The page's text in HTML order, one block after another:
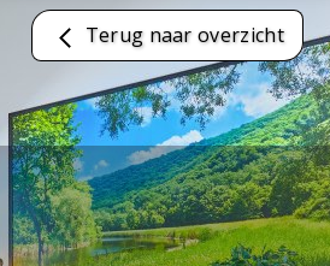
Terug naar overzicht